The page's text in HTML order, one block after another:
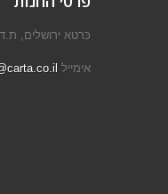
כּרטא ירושלים, ת.ד. 1821 9199907 ירושלים,
אימייל